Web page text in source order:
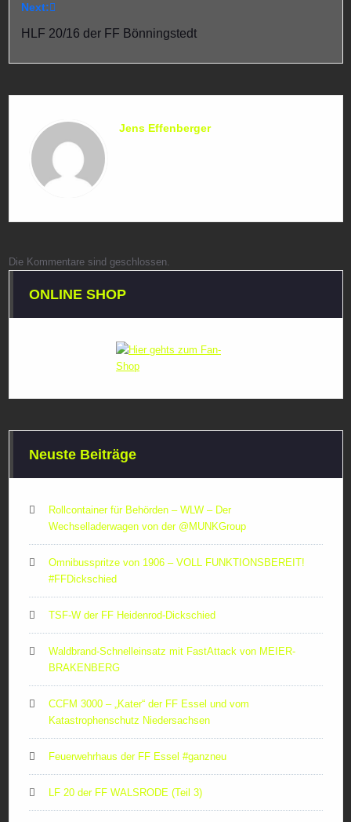
Next:
HLF 20/16 der FF Bönningstedt
Jens Effenberger
Die Kommentare sind geschlossen.
ONLINE SHOP
Neuste Beiträge
Rollcontainer für Behörden – WLW – Der
Wechselladerwagen von der ‪@MUNKGroup‬
Omnibusspritze von 1906 – VOLL FUNKTIONSBEREIT!
#FFDickschied
TSF-W der FF Heidenrod-Dickschied
Waldbrand-Schnelleinsatz mit FastAttack von MEIER-
BRAKENBERG
CCFM 3000 – „Kater“ der FF Essel und vom
Katastrophenschutz Niedersachsen
Feuerwehrhaus der FF Essel #ganzneu
LF 20 der FF WALSRODE (Teil 3)